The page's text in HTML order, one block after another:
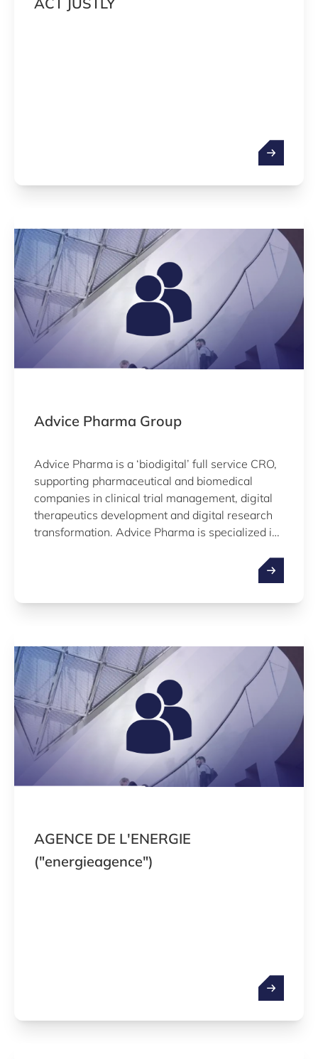
Advice Pharma Group
Advice Pharma is a ‘biodigital’ full service CRO,
supporting pharmaceutical and biomedical
companies in clinical trial management, digital
therapeutics development and digital research
transformation. Advice Pharma is specialized in
decentralized clinical trials on MD and drugs,
and have experience as legal manufacturers
AGENCE DE L'ENERGIE
("energieagence")